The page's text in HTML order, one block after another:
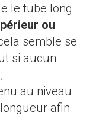
le tube long
ou
semble se
si aucun
au niveau
afin